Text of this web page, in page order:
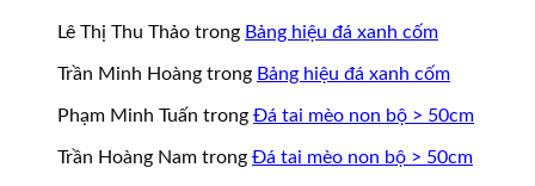
Lê Thị Thu Thảo trong Bảng hiệu đá xanh cốm
Trần Minh Hoàng trong Bảng hiệu đá xanh cốm
Phạm Minh Tuấn trong Đá tai mèo non bộ > 50cm
Trần Hoàng Nam trong Đá tai mèo non bộ > 50cm